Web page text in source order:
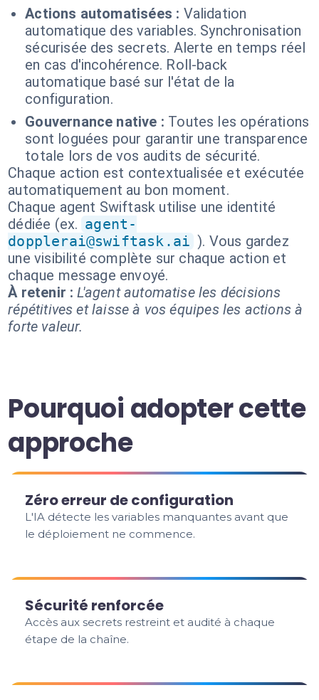
Actions automatisées : Validation
automatique des variables. Synchronisation
sécurisée des secrets. Alerte en temps réel
en cas d'incohérence. Roll-back
automatique basé sur l'état de la
configuration.
Gouvernance native : Toutes les opérations
sont loguées pour garantir une transparence
totale lors de vos audits de sécurité.
Chaque action est contextualisée et exécutée
automatiquement au bon moment.
Chaque agent Swiftask utilise une identité
dédiée (ex. agent-
dopplerai@swiftask.ai ). Vous gardez
une visibilité complète sur chaque action et
chaque message envoyé.
À retenir : L'agent automatise les décisions
répétitives et laisse à vos équipes les actions à
forte valeur.
Pourquoi adopter cette
approche
Zéro erreur de configuration
L'IA détecte les variables manquantes avant que
le déploiement ne commence.
Sécurité renforcée
Accès aux secrets restreint et audité à chaque
étape de la chaîne.